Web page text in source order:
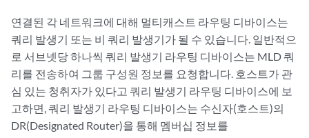
연결된 각 네트워크에 대해 멀티캐스트 라우팅 디바이스는
쿼리 발생기 또는 비 쿼리 발생기가 될 수 있습니다. 일반적으
로 서브넷당 하나씩 쿼리 발생기 라우팅 디바이스는 MLD 쿼
리를 전송하여 그룹 구성원 정보를 요청합니다. 호스트가 관
심 있는 청취자가 있다고 쿼리 발생기 라우팅 디바이스에 보
고하면, 쿼리 발생기 라우팅 디바이스는 수신자(호스트)의
DR(Designated Router)을 통해 멤버십 정보를